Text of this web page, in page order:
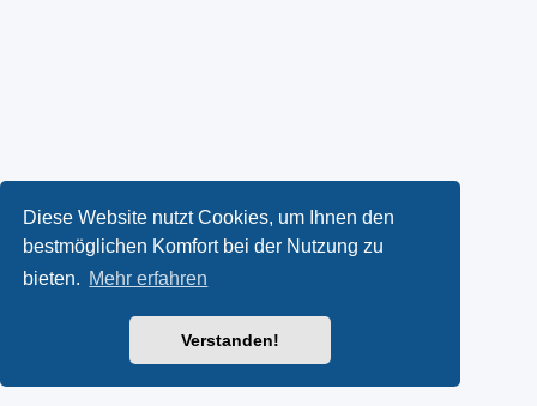
Diese Website nutzt Cookies, um Ihnen den
bestmöglichen Komfort bei der Nutzung zu
bieten. Mehr erfahren
Verstanden!